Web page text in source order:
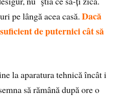
pe lângă acea casă.Dacă
de puternici cât să
la aparatura tehnică încât i
să rămână după ore o